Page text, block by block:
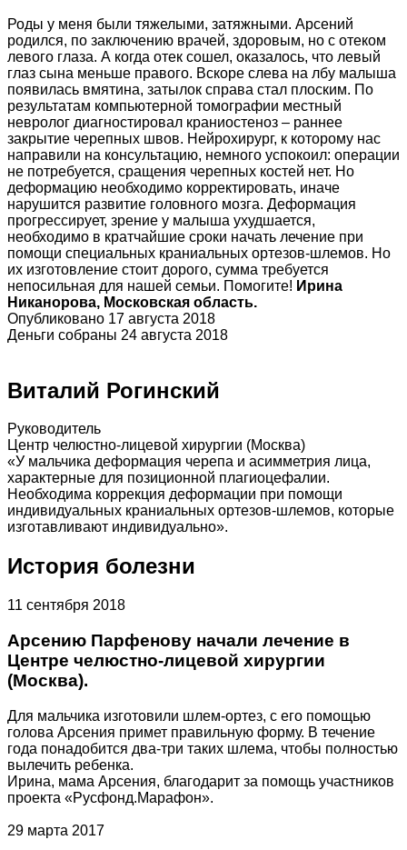
Роды у меня были тяжелыми, затяжными. Арсений
родился, по заключению врачей, здоровым, но с отеком
левого глаза. А когда отек сошел, оказалось, что левый
глаз сына меньше правого. Вскоре слева на лбу малыша
появилась вмятина, затылок справа стал плоским. По
результатам компьютерной томографии местный
невролог диагностировал краниостеноз – раннее
закрытие черепных швов. Нейрохирург, к которому нас
направили на консультацию, немного успокоил: операции
не потребуется, сращения черепных костей нет. Но
деформацию необходимо корректировать, иначе
нарушится развитие головного мозга. Деформация
прогрессирует, зрение у малыша ухудшается,
необходимо в кратчайшие сроки начать лечение при
помощи специальных краниальных ортезов-шлемов. Но
их изготовление стоит дорого, сумма требуется
непосильная для нашей семьи. Помогите! Ирина
Никанорова, Московская область.
Опубликовано 17 августа 2018
Деньги собраны 24 августа 2018
Виталий Рогинский
Руководитель
Центр челюстно-лицевой хирургии (Москва)
«У мальчика деформация черепа и асимметрия лица,
характерные для позиционной плагиоцефалии.
Необходима коррекция деформации при помощи
индивидуальных краниальных ортезов-шлемов, которые
изготавливают индивидуально».
История болезни
11 сентября 2018
Арсению Парфенову начали лечение в
Центре челюстно-лицевой хирургии
(Москва).
Для мальчика изготовили шлем-ортез, с его помощью
голова Арсения примет правильную форму. В течение
года понадобится два-три таких шлема, чтобы полностью
вылечить ребенка.
Ирина, мама Арсения, благодарит за помощь участников
проекта «Русфонд.Марафон».
29 марта 2017